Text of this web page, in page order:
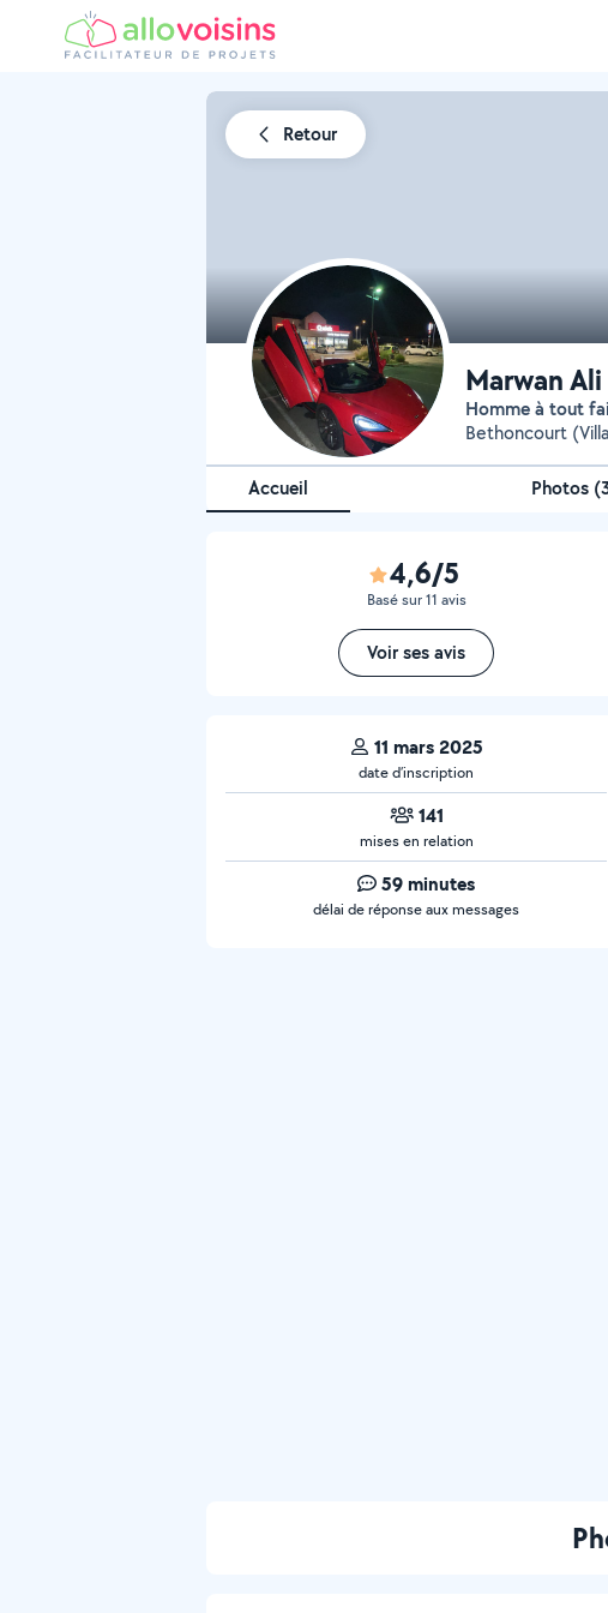
Retour
Marwan Ali
Homme à tout
Bethoncourt
Accueil Photos (
4,6/5
Basé sur 11 avis
Voir ses avis
11 mars 2025
date d’inscription
141
mises en relation
59 minutes
délai de réponse aux messages